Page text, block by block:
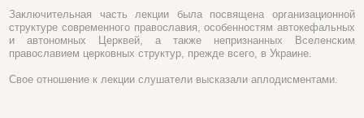
Заключительная часть лекции была посвящена организационной
структуре современного православия, особенностям автокефальных
и автономных Церквей, а также непризнанных Вселенским
православием церковных структур, прежде всего, в Украине.
Свое отношение к лекции слушатели высказали аплодисментами.